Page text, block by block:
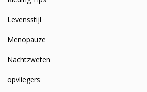
Levensstijl
Menopauze
Nachtzweten
opvliegers